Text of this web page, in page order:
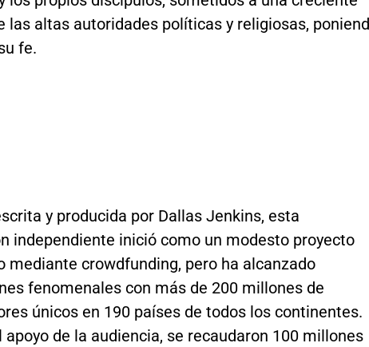
las altas autoridades políticas y religiosas,
fe.
y producida por Dallas Jenkins, esta
independiente inició como un modesto proyecto
mediante crowdfunding, pero ha alcanzado
fenomenales con más de 200 millones de
únicos en 190 países de todos los continentes.
apoyo de la audiencia, se recaudaron 100 millones